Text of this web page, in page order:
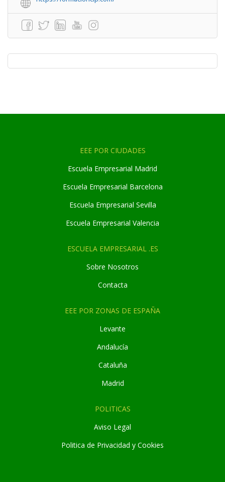
EEE POR CIUDADES
Escuela Empresarial Madrid
Escuela Empresarial Barcelona
Escuela Empresarial Sevilla
Escuela Empresarial Valencia
ESCUELA EMPRESARIAL .ES
Sobre Nosotros
Contacta
EEE POR ZONAS DE ESPAÑA
Levante
Andalucía
Cataluña
Madrid
POLITICAS
Aviso Legal
Politica de Privacidad y Cookies